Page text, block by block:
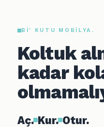
BI' KUTU MOBILYA.
Koltuk
kadar
Aç. Kur. Otur.